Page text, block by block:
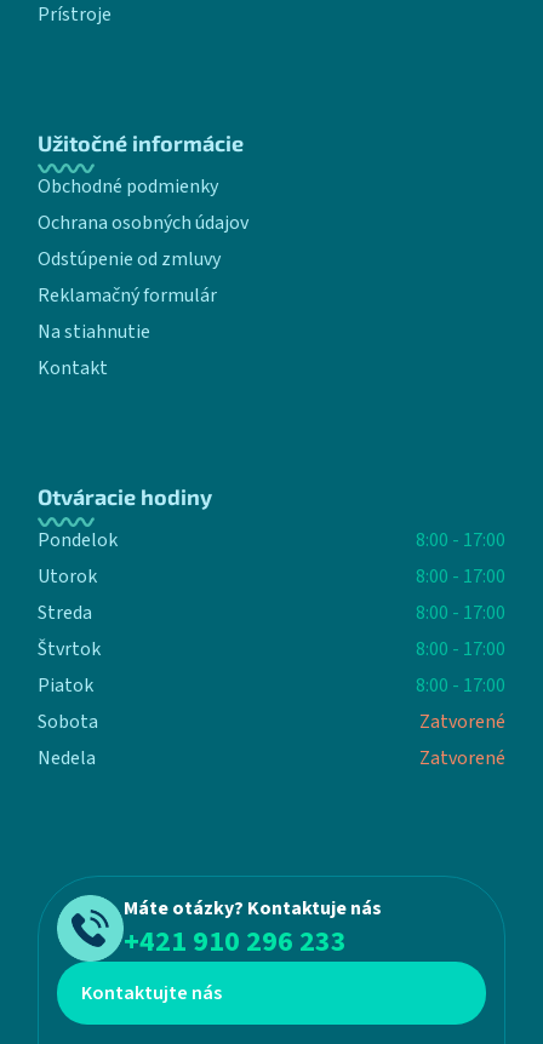
Prístroje
Užitočné informácie
Obchodné podmienky
Ochrana osobných údajov
Odstúpenie od zmluvy
Reklamačný formulár
Na stiahnutie
Kontakt
Otváracie hodiny
Pondelok
8:00 - 17:00
Utorok
8:00 - 17:00
Streda
8:00 - 17:00
Štvrtok
8:00 - 17:00
Piatok
8:00 - 17:00
Sobota
Zatvorené
Nedela
Zatvorené
Máte otázky? Kontaktuje nás
+421 910 296 233
Kontaktujte nás